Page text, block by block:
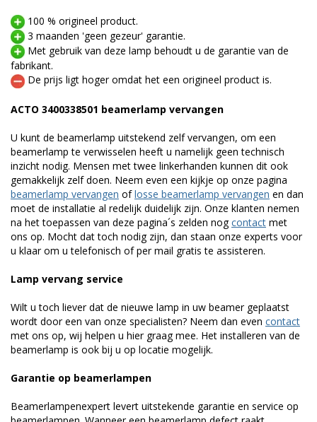
100 % origineel product.
3 maanden 'geen gezeur' garantie.
Met gebruik van deze lamp behoudt u de garantie van de
fabrikant.
De prijs ligt hoger omdat het een origineel product is.
ACTO 3400338501 beamerlamp vervangen
U kunt de beamerlamp uitstekend zelf vervangen, om een
beamerlamp te verwisselen heeft u namelijk geen technisch
inzicht nodig. Mensen met twee linkerhanden kunnen dit ook
gemakkelijk zelf doen. Neem even een kijkje op onze pagina
beamerlamp vervangen oflosse beamerlamp vervangen en dan
moet de installatie al redelijk duidelijk zijn. Onze klanten nemen
na het toepassen van deze pagina´s zelden nogcontact met
ons op. Mocht dat toch nodig zijn, dan staan onze experts voor
u klaar om u telefonisch of per mail gratis te assisteren.
Lamp vervang service
Wilt u toch liever dat de nieuwe lamp in uw beamer geplaatst
wordt door een van onze specialisten? Neem dan even contact
met ons op, wij helpen u hier graag mee. Het installeren van de
beamerlamp is ook bij u op locatie mogelijk.
Garantie op beamerlampen
Beamerlampenexpert levert uitstekende garantie en service op